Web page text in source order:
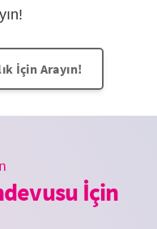
İçin Arayın!
İçin